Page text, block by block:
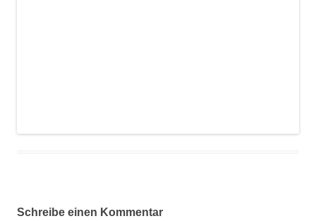
Schreibe einen Kommentar